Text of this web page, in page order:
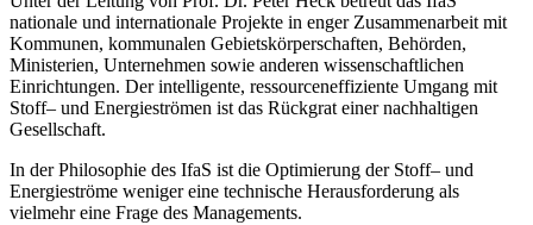
nationale und internationale Projekte in enger Zusammenarbeit mit
Kommunen, kommunalen Gebietskörperschaften, Behörden,
Ministerien, Unternehmen sowie anderen wissenschaftlichen
Einrichtungen. Der intelligente, ressourceneffiziente Umgang mit
Stoff– und Energieströmen ist das Rückgrat einer nachhaltigen
Gesellschaft.
In der Philosophie des IfaS ist die Optimierung der Stoff– und
Energieströme weniger eine technische Herausforderung als
vielmehr eine Frage des Managements.